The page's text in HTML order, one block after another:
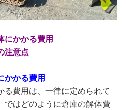
にかかる費用
注意点
かかる費用
費用は、一律に定められて
ではどのように倉庫の解体費